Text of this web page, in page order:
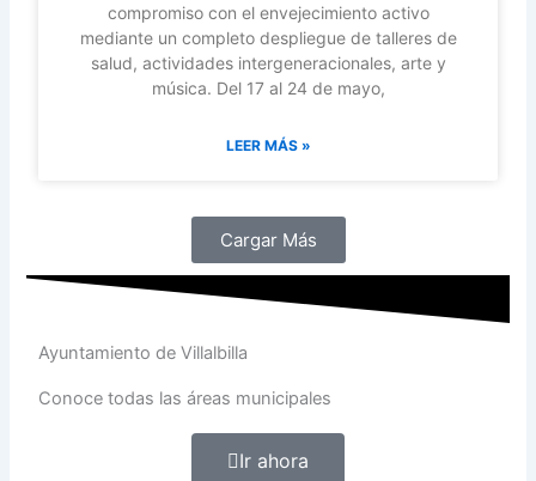
compromiso con el envejecimiento activo
mediante un completo despliegue de talleres de
salud, actividades intergeneracionales, arte y
música. Del 17 al 24 de mayo,
LEER MÁS »
Cargar Más
Ayuntamiento de Villalbilla
Conoce todas las áreas municipales
Ir ahora